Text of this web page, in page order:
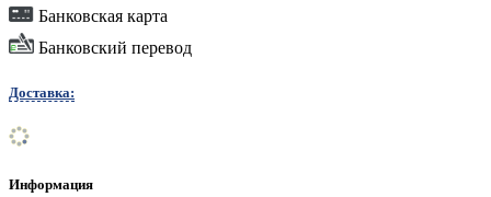
Банковская карта
Банковский перевод
Доставка:
Информация